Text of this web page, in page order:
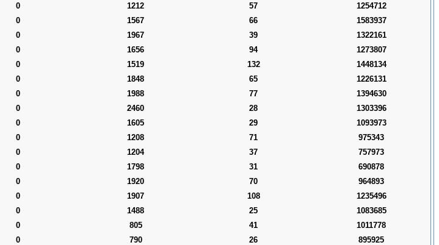
0 1212 57
1254712
0 1567 66
1583937
0 1967 39
1322161
0 1656 94
1273807
0 1519 132
1448134
0 1848 65
1226131
0 1988 77
1394630
0 2460 28
1303396
0 1605 29
1093973
0 1208 71
975343
0 1204 37
757973
0 1798 31
690878
0 1920 70
964893
0 1907 108
1235496
0 1488 25
1083685
0 805 41
1011778
0 790 26
895925